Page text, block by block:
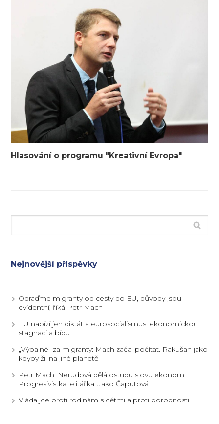
Hlasování o programu "Kreativní Evropa"
Nejnovější příspěvky
Odraďme migranty od cesty do EU, důvody jsou
evidentní, říká Petr Mach
EU nabízí jen diktát a eurosocialismus, ekonomickou
stagnaci a bídu
„Výpalné“ za migranty: Mach začal počítat. Rakušan jako
kdyby žil na jiné planetě
Petr Mach: Nerudová dělá ostudu slovu ekonom.
Progresivistka, elitářka. Jako Čaputová
Vláda jde proti rodinám s dětmi a proti porodnosti